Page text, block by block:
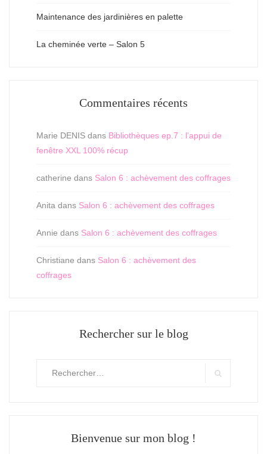
Maintenance des jardinières en palette
La cheminée verte – Salon 5
Commentaires récents
Marie DENIS dans Bibliothèques ep.7 : l’appui de
fenêtre XXL 100% récup
catherine dans Salon 6 : achèvement des coffrages
Anita dans Salon 6 : achèvement des coffrages
Annie dans Salon 6 : achèvement des coffrages
Christiane dans Salon 6 : achèvement des
coffrages
Rechercher sur le blog
Bienvenue sur mon blog !